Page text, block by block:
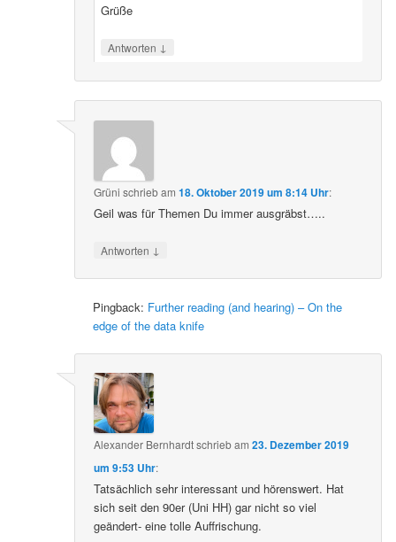
Grüße
Antworten ↓
Grüni schriebam18. Oktober 2019 um 8:14 Uhr:
Geil was für Themen Du immer ausgräbst…..
Antworten ↓
Pingback: Further reading (and hearing) – On the
edge of the data knife
Alexander Bernhardtschriebam23. Dezember 2019
um 9:53 Uhr:
Tatsächlich sehr interessant und hörenswert. Hat
sich seit den 90er (Uni HH) gar nicht so viel
geändert- eine tolle Auffrischung.